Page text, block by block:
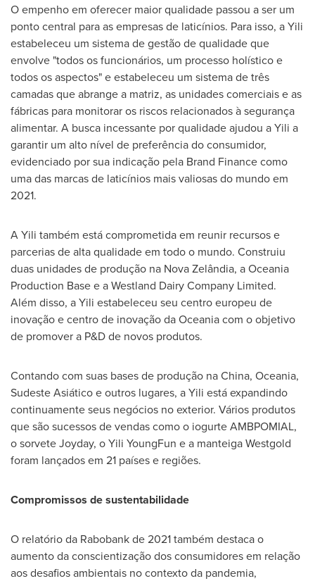
O empenho em oferecer maior qualidade passou a ser um
ponto central para as empresas de laticínios. Para isso, a Yili
estabeleceu um sistema de gestão de qualidade que
envolve "todos os funcionários, um processo holístico e
todos os aspectos" e estabeleceu um sistema de três
camadas que abrange a matriz, as unidades comerciais e as
fábricas para monitorar os riscos relacionados à segurança
alimentar. A busca incessante por qualidade ajudou a Yili a
garantir um alto nível de preferência do consumidor,
evidenciado por sua indicação pela Brand Finance como
uma das marcas de laticínios mais valiosas do mundo em
2021.
A Yili também está comprometida em reunir recursos e
parcerias de alta qualidade em todo o mundo. Construiu
duas unidades de produção na Nova Zelândia, a Oceania
Production Base e a Westland Dairy Company Limited.
Além disso, a Yili estabeleceu seu centro europeu de
inovação e centro de inovação da Oceania com o objetivo
de promover a P&D de novos produtos.
Contando com suas bases de produção naChina, Oceania,
Sudeste Asiático e outros lugares, a Yili está expandindo
continuamente seus negócios no exterior. Vários produtos
que são sucessos de vendas como o iogurte AMBPOMIAL,
o sorvete Joyday, o Yili YoungFun e a manteiga Westgold
foram lançados em 21 países e regiões.
Compromissos de sustentabilidade
O relatório da Rabobank de 2021 também destaca o
aumento da conscientização dos consumidores em relação
aos desafios ambientais no contexto da pandemia,